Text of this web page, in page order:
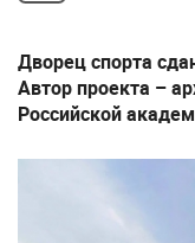
Дворец спорта
Автор проекта –
Российской